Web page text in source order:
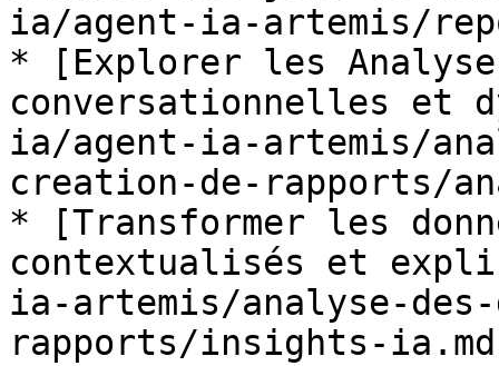
ia/agent-ia-artemis/
* [Explorer les
conversationnelles et
ia/agent-ia-artemis/
creation-de-rapports/
* [Transformer les
contextualisés et
ia-artemis/analyse-
rapports/insights-